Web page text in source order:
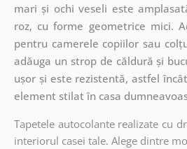
mari și ochi veseli este
roz, cu forme geometrice mici.
pentru camerele copiilor sau
adăuga un strop de căldură și
ușor și este rezistentă, astfel
element stilat în casa
Tapetele autocolante realizate cu
interiorul casei tale. Alege dintre